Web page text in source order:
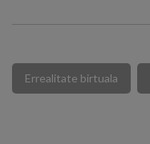
Errealitate birtuala